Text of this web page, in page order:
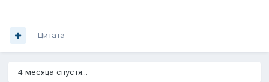
Цитата
4 месяца спустя...